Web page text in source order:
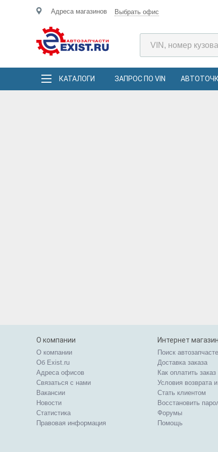
Адреса магазинов Выбрать офис
КАТАЛОГИ ЗАПРОС ПО VIN
О компании
О компании
Об Exist.ru
Адреса офисов
Связаться с нами
Вакансии
Новости
Статистика
Правовая информация
Интернет магазин
Поиск
Доставка заказа
Как оплатить заказ
Условия возврата
Стать клиентом
Восстановить
Форумы
Помощь